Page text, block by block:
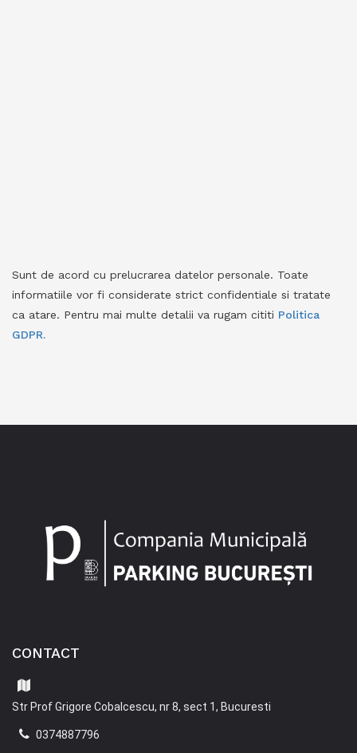
Sunt de acord cu prelucrarea datelor personale. Toate
informatiile vor fi considerate strict confidentiale si tratate
ca atare. Pentru mai multe detalii va rugam cititi Politica
GDPR.
CONTACT
Str Prof Grigore Cobalcescu, nr 8, sect 1, Bucuresti
0374887796